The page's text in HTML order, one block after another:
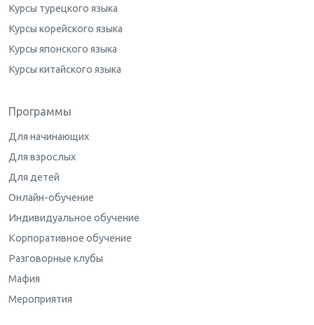
Курсы турецкого языка
Курсы корейского языка
Курсы японского языка
Курсы китайского языка
Программы
Для начинающих
Для взрослых
Для детей
Онлайн-обучение
Индивидуальное обучение
Корпоративное обучение
Разговорные клубы
Мафия
Мероприятия